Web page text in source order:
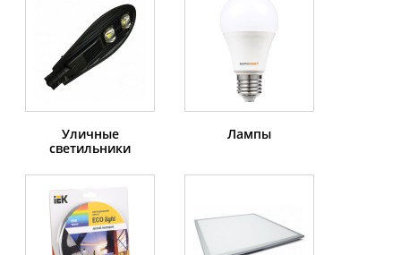
Уличные
светильники
Лампы